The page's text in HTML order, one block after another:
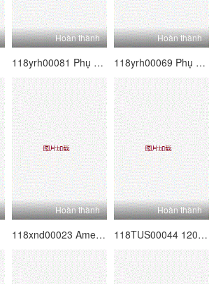
Hoàn thành
118yrh00081 Phụ nữ làm việc Hunting Vol.19
Hoàn thành
118yrh00069 Phụ nữ làm việc Săn bắn Vol.16
Hoàn thành
118xnd00023 Amesque 23
Hoàn thành
118TUS00044 120% Huyền thoại thông minh mềm thật Vol.44